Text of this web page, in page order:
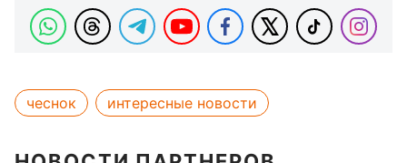
чеснок интересные новости